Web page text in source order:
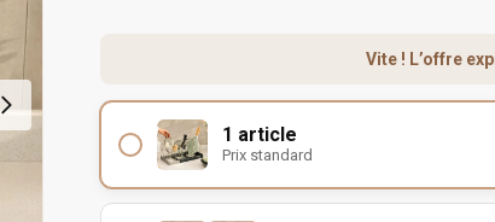
Vite ! L’offre
1 article
Prix standard